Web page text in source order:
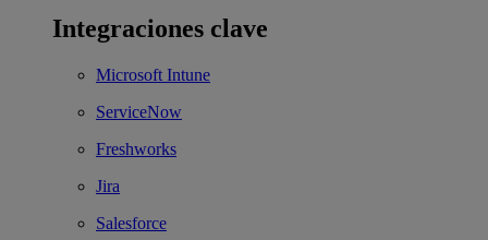
Integraciones clave
Microsoft Intune
ServiceNow
Freshworks
Jira
Salesforce